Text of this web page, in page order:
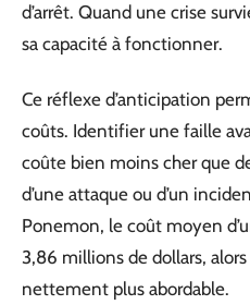
d’arrêt. Quand une crise
sa capacité à fonctionner.
Ce réflexe d’anticipation
coûts. Identifier une faille
coûte bien moins cher que
d’une attaque ou d’un
Ponemon, le coût moyen
3,86 millions de dollars,
nettement plus abordable.